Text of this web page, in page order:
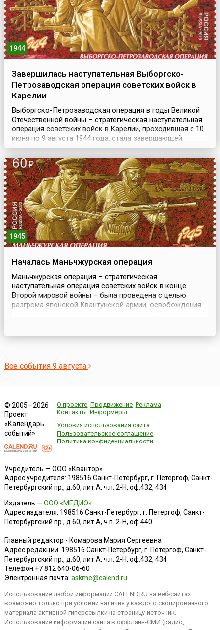
1944
Завершилась наступательная Выборгско-
Петрозаводская операция советских войск в
Карелии
Выборгско-Петрозаводская операция в годы Великой
Отечественной войны – стратегическая наступательная
операция советских войск в Карелии, проходившая с 10
июня по 9 августа 1944 года, стала завершающей
операцией битвы за Ленинград. Цель наступления
заключалась в ликвидации угрозы Ленинграду, а также
в ускорении выхода Финляндии из войны.Успехи
советских войск во время зимней кампании 1944 года ...
1945
Началась Маньчжурская операция
Маньчжурская операция – стратегическая
наступательная операция советских войск в конце
Второй мировой войны – была проведена с целью
разгрома японской Квантунской армии, освобождения
Все события 9 августа
© 2005—2026
Проект
«Календарь
событий»
О проекте Продвижение Реклама
Контакты Информеры
Условия использования сайта
Пользовательское соглашение
Политика конфиденциальности
Учредитель — ООО «Квантор»
Адрес учредителя: 198516 Санкт-Петербург, г. Петергоф, Санкт-
Петербургский пр., д.60, лит.А, ч.п. 2-Н, оф.432, 434
Издатель — ООО «МЕДИО»
Адрес издателя: 198516 Санкт-Петербург, г. Петергоф, Санкт-
Петербургский пр., д.60, лит.А, ч.п. 2-Н, оф.440
Главный редактор - Комарова Мария Сергеевна
Адрес редакции: 198516 Санкт-Петербург, г. Петергоф, Санкт-
Петербургский пр., д.60, лит.А, ч.п. 2-Н, оф.432, 434
Телефон:+7 812 640-06-60
Электронная почта: askme@calend.ru
Использование любой информации CALEND.RU на веб-сайтах
возможно только при условии наличия у каждого скопированного
материала активной гиперссылки на страницу-источник.
Использование информации сайта в оффлайн-СМИ (радио,